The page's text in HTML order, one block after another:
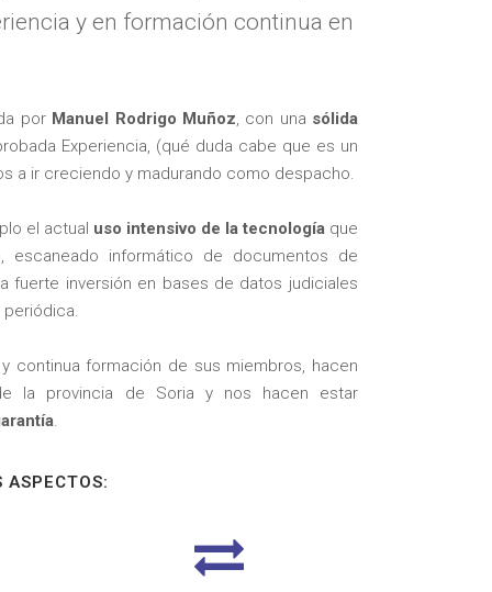
y en formación continua en
por Manuel Rodrigo Muñoz, con una sólida
Experiencia, (qué duda cabe que es un
a ir creciendo y madurando como despacho.
el actual uso intensivo de la tecnologíaque
escaneado informático de documentos de
fuerte inversión en bases de datos judiciales
continua formación de sus miembros, hacen
la provincia de Soria y nos hacen estar
.
ASPECTOS: